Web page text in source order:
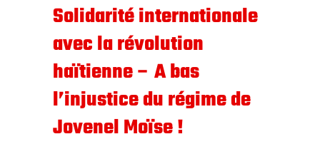
Solidarité internationale
avec la révolution
haïtienne – A bas
l’injustice du régime de
Jovenel Moïse !